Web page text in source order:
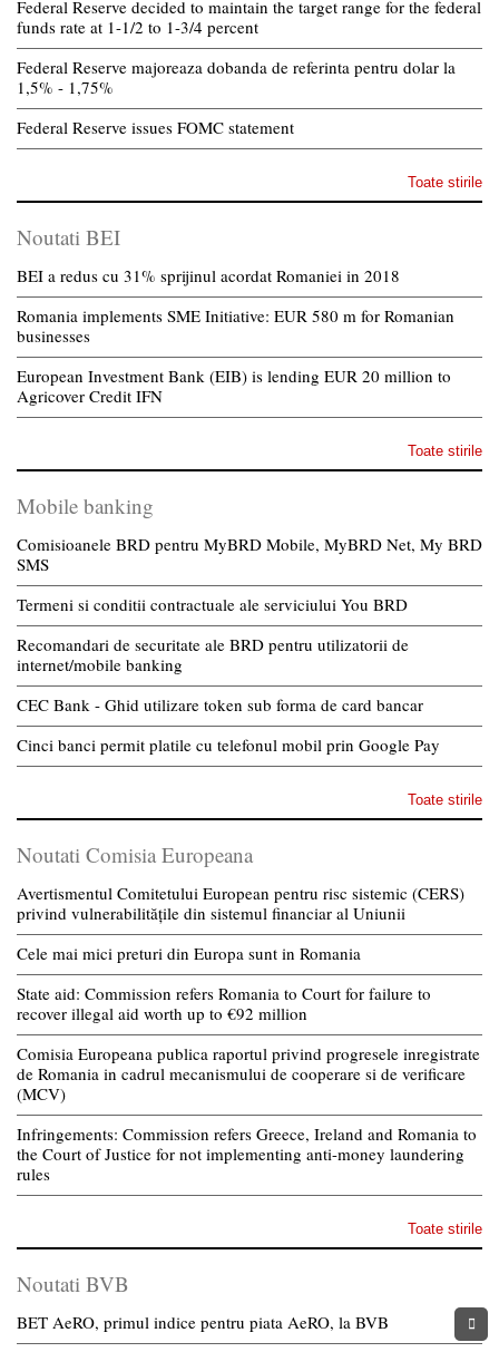
Federal Reserve decided to maintain the target range for the federal
funds rate at 1-1/2 to 1-3/4 percent
Federal Reserve majoreaza dobanda de referinta pentru dolar la
1,5% - 1,75%
Federal Reserve issues FOMC statement
Toate stirile
Noutati BEI
BEI a redus cu 31% sprijinul acordat Romaniei in 2018
Romania implements SME Initiative: EUR 580 m for Romanian
businesses
European Investment Bank (EIB) is lending EUR 20 million to
Agricover Credit IFN
Toate stirile
Mobile banking
Comisioanele BRD pentru MyBRD Mobile, MyBRD Net, My BRD
SMS
Termeni si conditii contractuale ale serviciului You BRD
Recomandari de securitate ale BRD pentru utilizatorii de
internet/mobile banking
CEC Bank - Ghid utilizare token sub forma de card bancar
Cinci banci permit platile cu telefonul mobil prin Google Pay
Toate stirile
Noutati Comisia Europeana
Avertismentul Comitetului European pentru risc sistemic (CERS)
privind vulnerabilitățile din sistemul financiar al Uniunii
Cele mai mici preturi din Europa sunt in Romania
State aid: Commission refers Romania to Court for failure to
recover illegal aid worth up to €92 million
Comisia Europeana publica raportul privind progresele inregistrate
de Romania in cadrul mecanismului de cooperare si de verificare
(MCV)
Infringements: Commission refers Greece, Ireland and Romania to
the Court of Justice for not implementing anti-money laundering
rules
Toate stirile
Noutati BVB
BET AeRO, primul indice pentru piata AeRO, la BVB